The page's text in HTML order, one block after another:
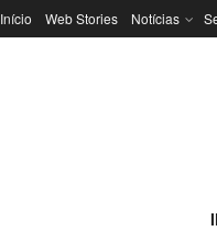
Início Web Stories Notícias